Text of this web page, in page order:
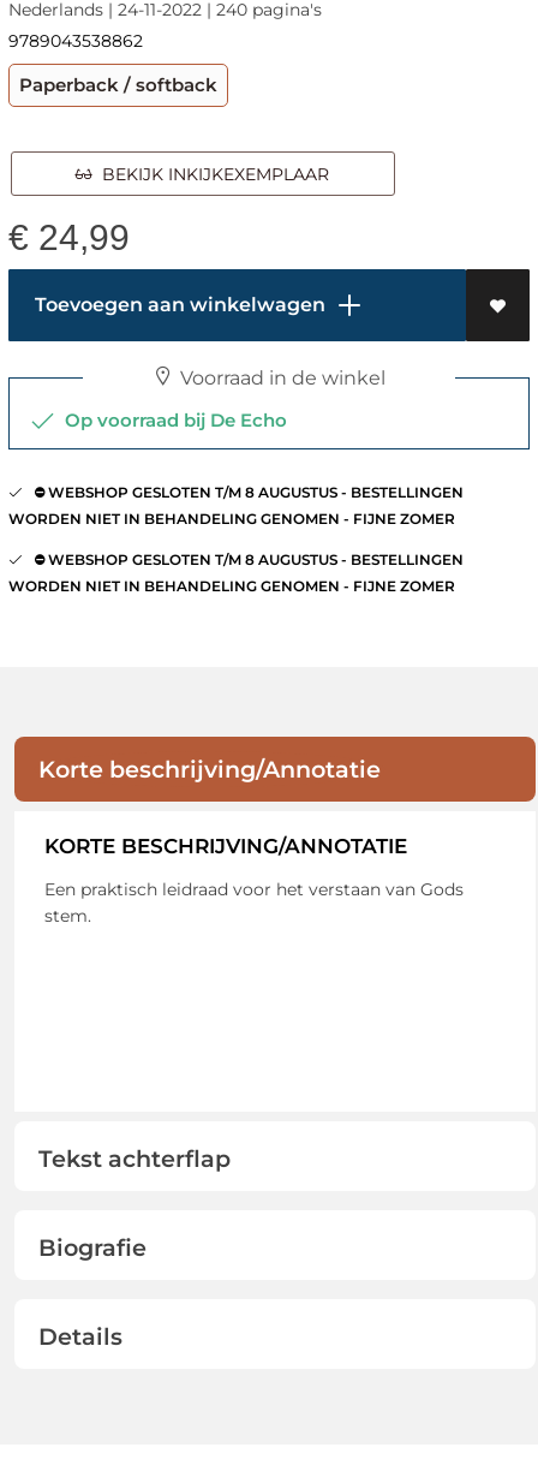
Nederlands | 24-11-2022 | 240 pagina's
9789043538862
Paperback / softback
BEKIJK INKIJKEXEMPLAAR
€ 24,99
Toevoegen aan winkelwagen
Voorraad in de winkel
Op voorraad bij De Echo
⛔️ WEBSHOP GESLOTEN T/M 8 AUGUSTUS - BESTELLINGEN
WORDEN NIET IN BEHANDELING GENOMEN - FIJNE ZOMER
⛔️ WEBSHOP GESLOTEN T/M 8 AUGUSTUS - BESTELLINGEN
WORDEN NIET IN BEHANDELING GENOMEN - FIJNE ZOMER
Korte beschrijving/Annotatie
KORTE BESCHRIJVING/ANNOTATIE
Een praktisch leidraad voor het verstaan van Gods
stem.
Tekst achterflap
Biografie
Details